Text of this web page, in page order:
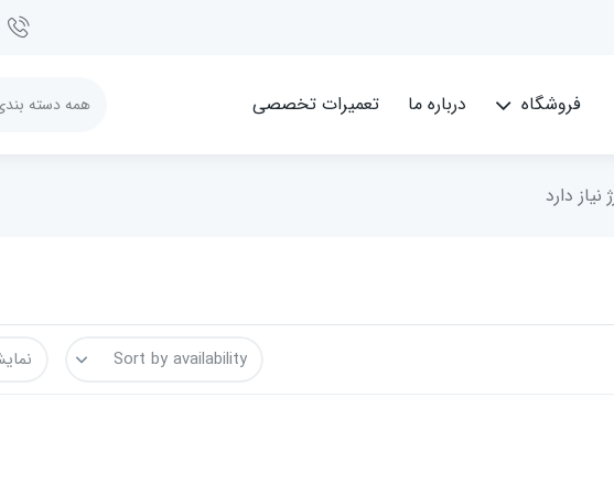
فروشگاه درباره ما تعمیرات تخصصی
دارد